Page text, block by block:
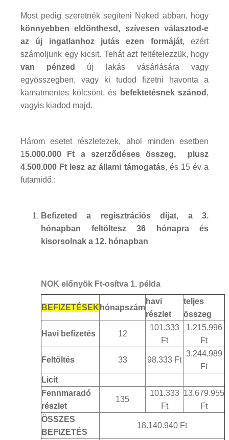
Most pedig szeretnék segíteni Neked abban, hogy
könnyebben eldönthesd, szívesen választod-e
az új ingatlanhoz jutás ezen formáját, ezért
számoljunk egy kicsit. Tehát azt feltételezzük, hogy
van pénzed
új lakás vásárlására vagy
egyösszegben, vagy ki tudod fizetni havonta a
kamatmentes kölcsönt, és befektetésnek szánod ,
vagyis kiadod majd.
Három esetet részletezek, ahol minden esetben
15.000.000 Ft a szerződéses összeg, plusz
4.500.000 Ft lesz az állami támogatás, és 15 év a
futamidő.:
Befizeted a regisztrációs díjat, a 3.
hónapban feltöltesz 36 hónapra és
kisorsolnak a 12. hónapban
NOK előnyök Ft-osítva 1. példa
BEFIZETÉSEK hónapszám
havi
részlet
teljes
összeg
Havi befizetés 12
101.333
Ft
1.215.996
Ft
Feltöltés 33 98.333 Ft
3.244.989
Ft
Licit
Fennmaradó
részlet
135
101.333
Ft
13.679.955
Ft
ÖSSZES
BEFIZETÉS
18.140.940 Ft